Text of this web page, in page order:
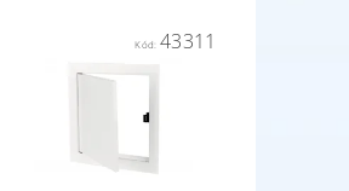
Kód:43311